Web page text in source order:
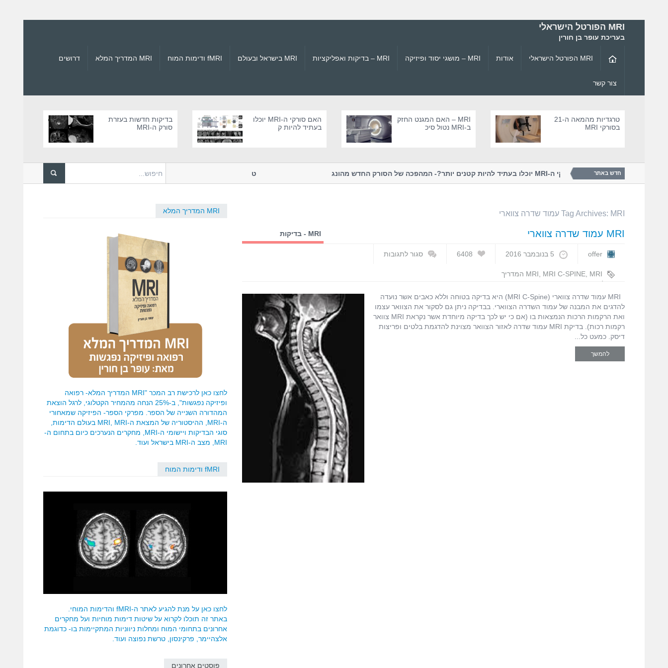
MRI הפורטל הישראלי
בעריכת עופר בן חורין
MRI הפורטל הישראלי אודות MRI – מושגי יסוד ופיזיקה MRI – בדיקות ואפליקציות MRI בישראל ובעולם fMRI ודימות המוח MRI המדריך המלא דרושים
צור קשר
טרגדיות מהמאה ה-21
בסורקי MRI
MRI – האם המגנט החזק
ב-MRI נטול סיכ
האם סורקי ה-MRI יוכלו
בעתיד להיות ק
בדיקות חדשות בעזרת
סורק ה-MRI
חדש באתר
האם סורקי ה-MRI יוכלו בעתיד להיות קטנים יותר?- המהפכה של הסורק החדש מהונג
קונג
עולם הרפואה ו...
טרגדיות מהמאה ה-21 בסורקי MRI לאחרונה דווח על גבר בן 61 ש...
Tag Archives: MRI עמוד שדרה צווארי
MRI עמוד שדרה צווארי
MRI - בדיקות
offer 5 בנובמבר 2016 6408
סגור לתגובות
MRI MRI C-SPINE
MRI המדריך
המלא
חורין
MRI עמוד שדרה צווארי (MRI C-Spine) היא בדיקה בטוחה וללא כאבים אשר נועדה
להדגים את המבנה של עמוד השדרה הצווארי. בבדיקה ניתן גם לסקור את הצוואר עצמו
ואת הרקמות הרכות הנמצאות בו (אם כי יש לכך בדיקה מיוחדת אשר נקראת MRI צוואר
רקמות רכות). בדיקת MRI עמוד שדרה לאזור הצוואר מצוינת להדגמת בלטים ופריצות
דיסק. כמעט כל
להמשך
MRI המדריך המלא
לחצו כאן לרכישת רב המכר "MRI המדריך המלא- רפואה
ופיזיקה נפגשות", ב-25% הנחה מהמחיר הקטלוגי, לרגל הוצאת
המהדורה השנייה של הספר. מפרקי הספר- הפיזיקה שמאחורי
ה-MRI, ההיסטוריה של המצאת ה-MRI, MRI בעולם הדימות,
סוגי הבדיקות ויישומי ה-MRI, מחקרים הנערכים כיום בתחום ה-
MRI, מצב ה-MRI בישראל ועוד.
fMRI ודימות המוח
לחצו כאן על מנת להגיע לאתר ה-fMRI והדימות המוחי.
באתר זה תוכלו לקרוא על שיטות דימות מוחיות ועל מחקרים
אחרונים בתחומי המוח ומחלות ניווניות המתקיימות בו- כדוגמת
אלצהיימר, פרקינסון, טרשת נפוצה ועוד.
פוסטים אחרונים